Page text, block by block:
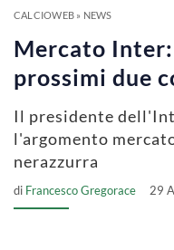
CALCIOWEB» NEWS
Mercato
prossimi due
Il presidente
l'argomento
nerazzurra
di Francesco Gregorace 29